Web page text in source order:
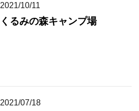
2021/10/11
くるみの森キャンプ場
2021/07/18